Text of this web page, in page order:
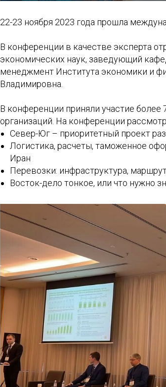
22-23 ноября 2023 года прошла
В конференции в качестве эксперта
экономических наук, заведующий
менеджмент Института экономики и
Владимировна.
В конференции приняли участие
организаций. На конференции
Север-Юг – приоритетный проект
Логистика, расчеты, таможенное
Иран
Перевозки: инфраструктура,
Восток-дело тонкое, или что нужно